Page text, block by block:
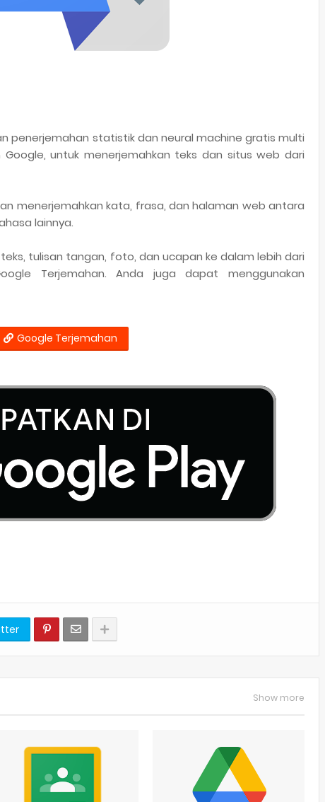
penerjemahan statistik dan neural machine gratis multi
untuk menerjemahkan teks dan situs web dari
menerjemahkan kata, frasa, dan halaman web antara
lainnya.
tulisan tangan, foto, dan ucapan ke dalam lebih dari
Terjemahan. Anda juga dapat menggunakan
Google Terjemahan
Show more